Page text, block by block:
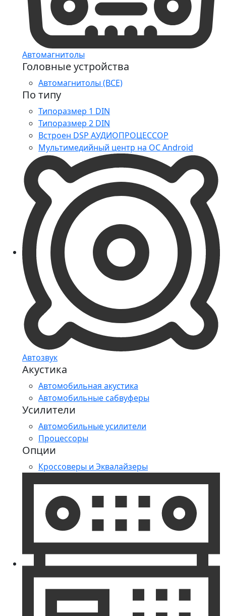
Автомагнитолы
Головные устройства
Автомагнитолы (ВСЕ)
По типу
Типоразмер 1 DIN
Типоразмер 2 DIN
Встроен DSP АУДИОПРОЦЕССОР
Мультимедийный центр на ОС Android
Автозвук
Акустика
Автомобильная акустика
Автомобильные сабвуферы
Усилители
Автомобильные усилители
Процессоры
Опции
Кроссоверы и Эквалайзеры